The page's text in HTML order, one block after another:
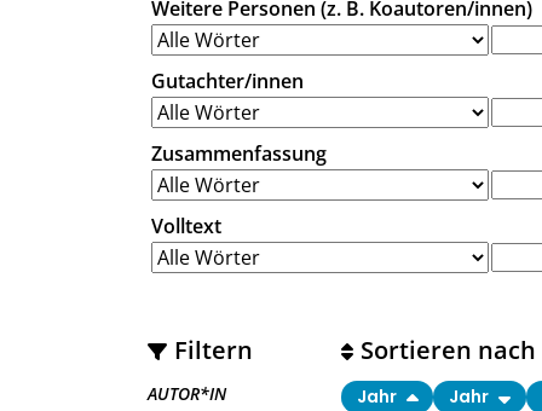
Weitere Personen (z. B. Koautoren/innen)
Gutachter/innen
Zusammenfassung
Volltext
Filtern
AUTOR*IN
Sortieren nach
Jahr Jahr